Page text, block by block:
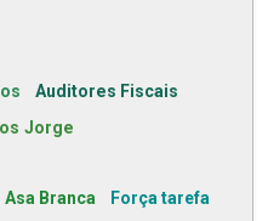
Auditores Fiscais
Jorge
Asa Branca Força tarefa